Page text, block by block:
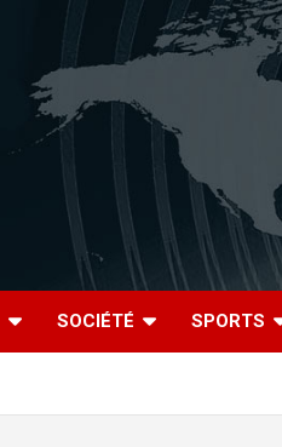
SOCIÉTÉ SPORTS